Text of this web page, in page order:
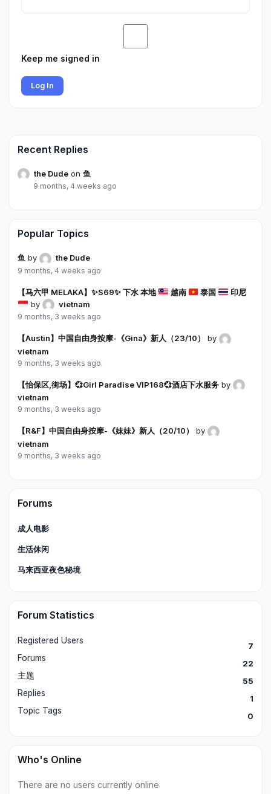
Keep me signed in
Log In
Recent Replies
the Dude on 鱼
9 months, 4 weeks ago
Popular Topics
鱼 by the Dude
9 months, 4 weeks ago
【马六甲 MELAKA】 ✨S69✨下水 本地 越南 泰国
印尼
by
vietnam
9 months, 3 weeks ago
【Austin】中国自由身按摩-《Gina》新人（23/10）
by
vietnam
9 months, 3 weeks ago
【怡保区,街场】💞Girl Paradise VIP168💞酒店下水服务 by
vietnam
9 months, 3 weeks ago
【R&F】中国自由身按摩-《妹妹》新人（20/10）
by
vietnam
9 months, 3 weeks ago
Forums
成人电影
生活休闲
马来西亚夜色秘境
Forum Statistics
Registered Users
7
Forums
22
主题
55
Replies
1
Topic Tags
0
Who's Online
There are no users currently online